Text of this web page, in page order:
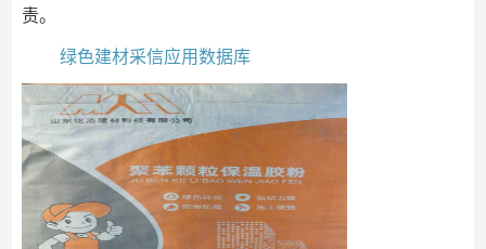
责。
绿色建材采信应用数据库